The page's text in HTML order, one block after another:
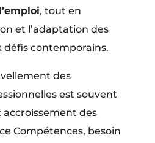
, tout en
et l’adaptation des
défis contemporains.
des
est souvent
accroissement des
Compétences, besoin